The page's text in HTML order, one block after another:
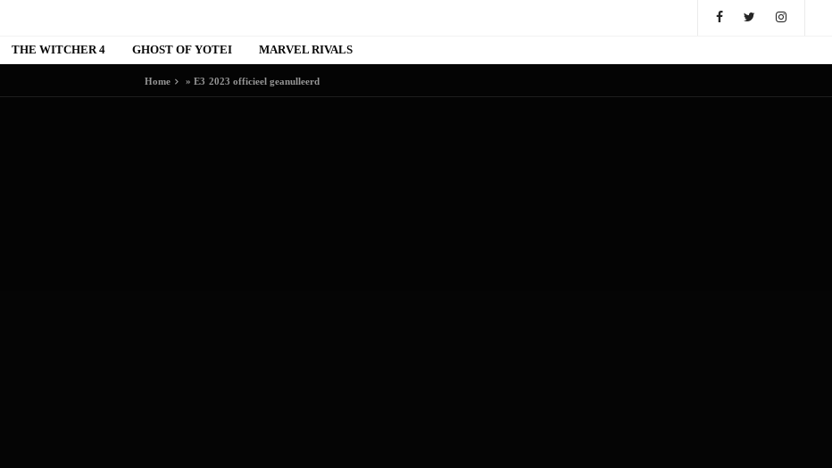
THE WITCHER 4 GHOST OF YOTEI MARVEL RIVALS
Home »E3 2023 officieel geanulleerd